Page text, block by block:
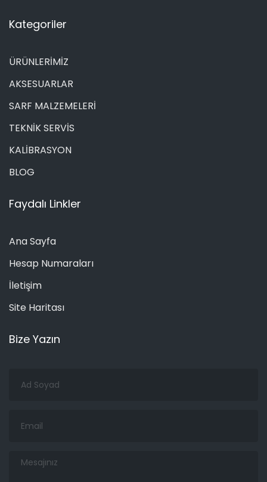
Kategoriler
ÜRÜNLERİMİZ
AKSESUARLAR
SARF MALZEMELERİ
TEKNİK SERVİS
KALİBRASYON
BLOG
Faydalı Linkler
Ana Sayfa
Hesap Numaraları
İletişim
Site Haritası
Bize Yazın
Soyad
Mesajınız